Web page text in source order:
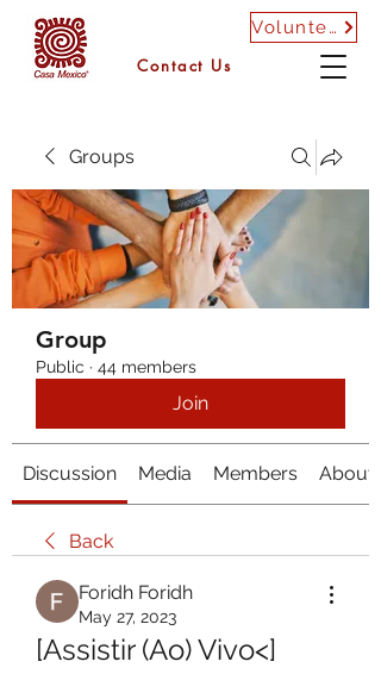
Volunteer
Contact Us
Groups
Group
Public · 44 members
Join
Discussion Media Members About
Back
Foridh Foridh
May 27, 2023
[Assistir (Ao) Vivo<]